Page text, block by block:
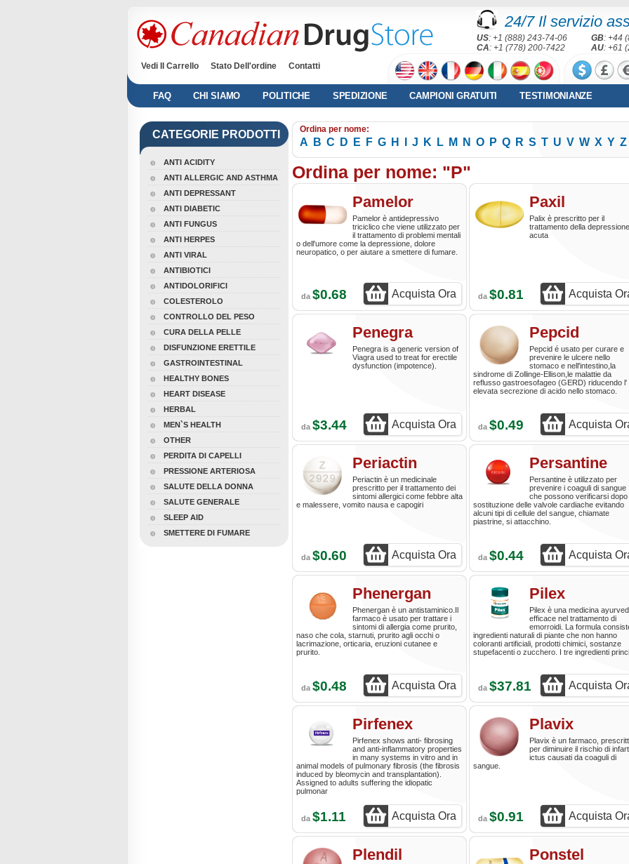
24/7 Il servizio
US: +1 (888) 243-74-06 GB: +44
CA: +1 (778) 200-7422 AU: +61
Vedi Il Carrello
Stato Dell'ordine Contatti
FAQ CHI SIAMO POLITICHE SPEDIZIONE CAMPIONI GRATUITI TESTIMONIANZE
CATEGORIE PRODOTTI
ANTI ACIDITY
ANTI ALLERGIC AND ASTHMA
ANTI DEPRESSANT
ANTI DIABETIC
ANTI FUNGUS
ANTI HERPES
ANTI VIRAL
ANTIBIOTICI
ANTIDOLORIFICI
COLESTEROLO
CONTROLLO DEL PESO
CURA DELLA PELLE
DISFUNZIONE ERETTILE
GASTROINTESTINAL
HEALTHY BONES
HEART DISEASE
HERBAL
MEN`S HEALTH
OTHER
PERDITA DI CAPELLI
PRESSIONE ARTERIOSA
SALUTE DELLA DONNA
SALUTE GENERALE
SLEEP AID
SMETTERE DI FUMARE
Ordina per nome:
A B C D E F G H J K L M N O P Q R S T U V W X Y Z
Ordina per nome: "P"
Pamelor
Pamelor è antidepressivo
triciclico che viene utilizzato per
il trattamento di problemi mentali
o dell'umore come la depressione, dolore
neuropatico, o per aiutare a smettere di fumare.
da $0.68 Acquista Ora
Paxil
Palix è prescritto per il
trattamento della depressione
acuta
da $0.81 Acquista
Penegra
Penegra is a generic version of
Viagra used to treat for erectile
dysfunction (impotence).
da $3.44 Acquista Ora
Pepcid
Pepcid é usato per curare e
prevenire le ulcere nello
stomaco e nell'intestino,la
sindrome di Zollinge-Ellison,le malattie da
reflusso gastroesofageo (GERD) riducendo l'
elevata secrezione di acido nello stomaco.
da $0.49 Acquista
Periactin
Periactin è un medicinale
prescritto per il trattamento dei
sintomi allergici come febbre alta
e malessere, vomito nausa e capogiri
da $0.60 Acquista Ora
Persantine
Persantine è utilizzato per
prevenire i coaguli di sangue
che possono verificarsi dopo
sostituzione delle valvole cardiache evitando
alcuni tipi di cellule del sangue, chiamate
piastrine, si attacchino.
da $0.44 Acquista
Phenergan
Phenergan è un antistaminico.Il
farmaco è usato per trattare i
sintomi di allergia come prurito,
naso che cola, starnuti, prurito agli occhi o
lacrimazione, orticaria, eruzioni cutanee e
prurito.
da $0.48 Acquista Ora
Pilex
Pilex è una medicina
efficace nel trattamento di
emorroidi. La formula
ingredienti naturali di piante che non hanno
coloranti artificiali, prodotti chimici, sostanze
stupefacenti o zucchero. I tre ingredienti
da $37.81 Acquista
Pirfenex
Pirfenex shows anti- fibrosing
and anti-inflammatory properties
in many systems in vitro and in
animal models of pulmonary fibrosis (the fibrosis
induced by bleomycin and transplantation).
Assigned to adults suffering the idiopatic
pulmonar
da $1.11 Acquista Ora
Plavix
Plavix è un farmaco,
per diminuire il rischio di
ictus causati da coaguli di
sangue.
da $0.91 Acquista
Plendil Ponstel